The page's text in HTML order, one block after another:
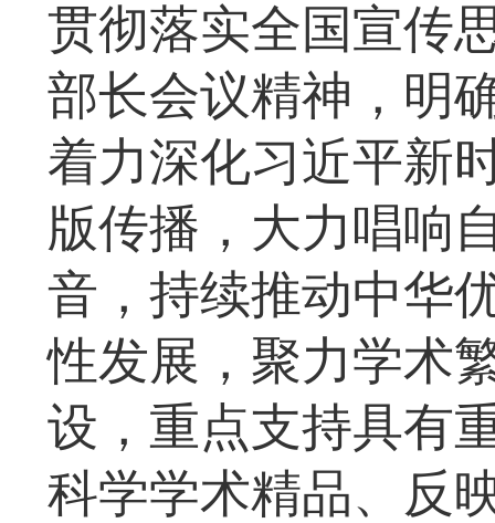
贯彻落实全国宣传
部长会议精神，明
着力深化习近平新
版传播，大力唱响
音，持续推动中华
性发展，聚力学术
设，重点支持具有
科学学术精品、反